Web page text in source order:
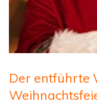
Der entführte